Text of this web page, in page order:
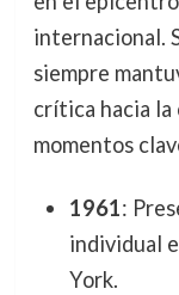
internacional.
siempre
crítica hacia la
momentos
1961:
individual
York.